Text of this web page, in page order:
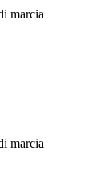
marcia
marcia